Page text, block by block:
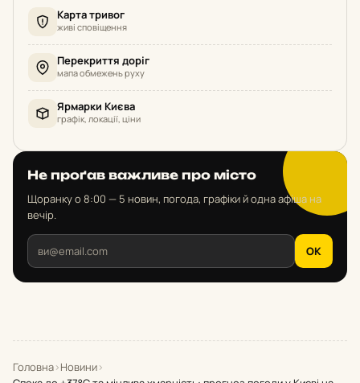
Карта тривог
живі сповіщення
Перекриття доріг
мапа обмежень руху
Ярмарки Києва
графік, локації, ціни
Не проґав важливе про місто
Щоранку о 8:00 — 5 новин, погода, графіки й одна афіша на
вечір.
OK
Головна›Новини›